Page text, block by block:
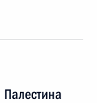
Палестина